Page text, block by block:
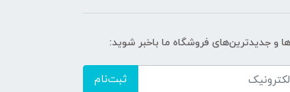
و جدیدترین‌های فروشگاه ما باخبر شوید:
ثبت‌نام